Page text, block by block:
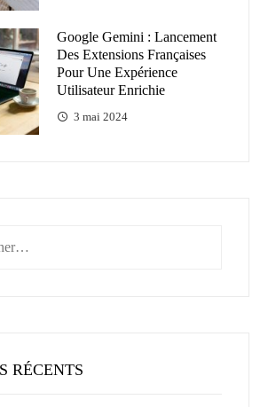
Google Gemini : Lancement
Des Extensions Françaises
Pour Une Expérience
Utilisateur Enrichie
3 mai 2024
RÉCENTS